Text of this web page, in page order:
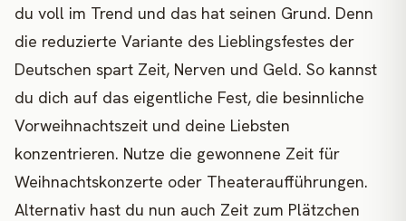
du voll im Trend und das hat seinen Grund. Denn
die reduzierte Variante des Lieblingsfestes der
Deutschen spart Zeit, Nerven und Geld. So kannst
du dich auf das eigentliche Fest, die besinnliche
Vorweihnachtszeit und deine Liebsten
konzentrieren. Nutze die gewonnene Zeit für
Weihnachtskonzerte oder Theateraufführungen.
Alternativ hast du nun auch Zeit zum Plätzchen